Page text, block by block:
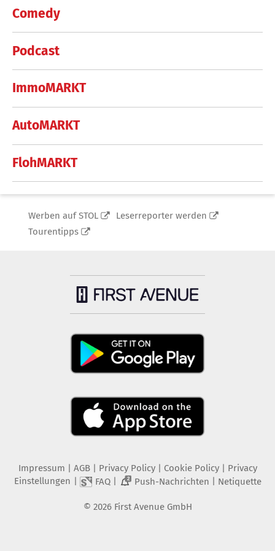
Comedy
Podcast
ImmoMARKT
AutoMARKT
FlohMARKT
Werben auf STOL
Leserreporter werden
Tourentipps
Impressum AGB Privacy Policy| Cookie Policy| Privacy
Einstellungen
FAQ| 2 Push-Nachrichten Netiquette
© 2026 First Avenue GmbH